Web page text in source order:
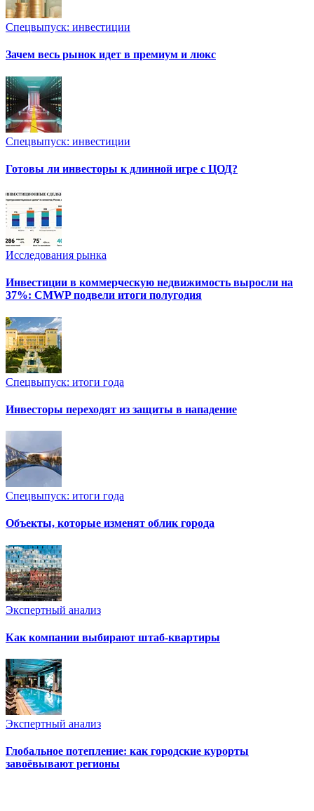
Спецвыпуск: инвестиции
Зачем весь рынок идет в премиум и люкс
Спецвыпуск: инвестиции
Готовы ли инвесторы к длинной игре с ЦОД?
Исследования рынка
Инвестиции в коммерческую недвижимость выросли на
37%: CMWP подвели итоги полугодия
Спецвыпуск: итоги года
Инвесторы переходят из защиты в нападение
Спецвыпуск: итоги года
Объекты, которые изменят облик города
Экспертный анализ
Как компании выбирают штаб-квартиры
Экспертный анализ
Глобальное потепление: как городские курорты
завоёвывают регионы